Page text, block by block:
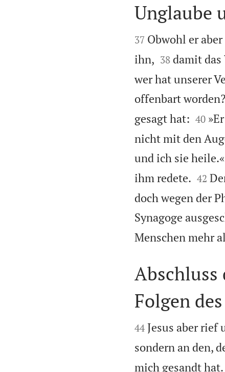

Unglaube

37 Obwohl er
ihn,
38 damit das
wer hat unserer
offenbart
gesagt hat:
40
nicht mit den
und ich sie heile.«
ihm redete.
42
doch wegen der
Synagoge
Menschen mehr

Folgen

44 Jesus aber
sondern an den,
mich gesandt hat.